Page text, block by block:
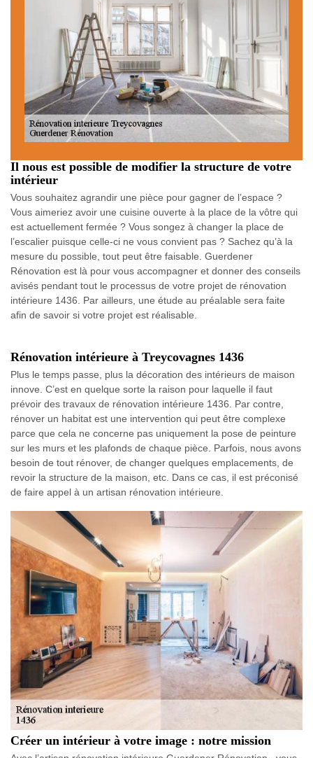
Il nous est possible de modifier la structure de votre
intérieur
Vous souhaitez agrandir une pièce pour gagner de l’espace ?
Vous aimeriez avoir une cuisine ouverte à la place de la vôtre qui
est actuellement fermée ? Vous songez à changer la place de
l’escalier puisque celle-ci ne vous convient pas ? Sachez qu’à la
mesure du possible, tout peut être faisable. Guerdener
Rénovation est là pour vous accompagner et donner des conseils
avisés pendant tout le processus de votre projet de rénovation
intérieure 1436. Par ailleurs, une étude au préalable sera faite
afin de savoir si votre projet est réalisable.
Rénovation intérieure à Treycovagnes 1436
Plus le temps passe, plus la décoration des intérieurs de maison
innove. C’est en quelque sorte la raison pour laquelle il faut
prévoir des travaux de rénovation intérieure 1436. Par contre,
rénover un habitat est une intervention qui peut être complexe
parce que cela ne concerne pas uniquement la pose de peinture
sur les murs et les plafonds de chaque pièce. Parfois, nous avons
besoin de tout rénover, de changer quelques emplacements, de
revoir la structure de la maison, etc. Dans ce cas, il est préconisé
de faire appel à un artisan rénovation intérieure.
Créer un intérieur à votre image : notre mission